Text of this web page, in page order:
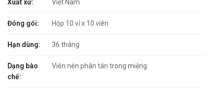
Xuất xứ: Việt Nam
Đóng gói: Hộp 10 vỉ x 10 viên
Hạn dùng: 36 tháng
Dạng bào
chế:
Viên nén phân tán trong miệng